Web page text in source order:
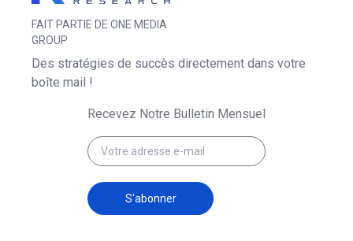
FAIT PARTIE DE ONE MEDIA
GROUP
Des stratégies de succès directement dans votre
boîte mail !
Recevez Notre Bulletin Mensuel
S'abonner